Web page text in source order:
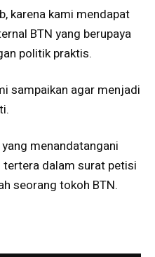
karena kami mendapat
BTN yang berupaya
politik praktis.
sampaikan agar menjadi
menandatangani
dalam surat petisi
seorang tokoh BTN.